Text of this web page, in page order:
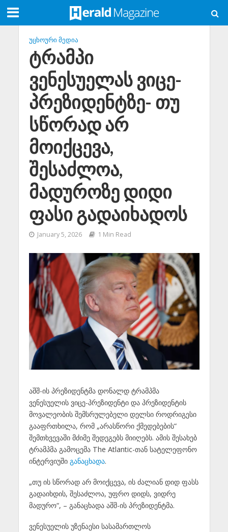
ᲣᲪᲮᲝᲣᲠᲘ ᲛᲔᲓᲘᲐ
ტრამპი
ვენესუელას ვიცე-
პრეზიდენტზე- თუ
სწორად არ
მოიქცევა,
შესაძლოა,
მადუროზე დიდი
ფასი გადაიხადოს
January 5, 2026 1 Min Read
აშშ-ის პრეზიდენტმა დონალდ ტრამპმა
ვენესუელის ვიცე-პრეზიდენტი და პრეზიდენტის
მოვალეობის შემსრულებელი დელსი როდრიგესი
გააფრთხილა, რომ „არასწორი ქმედებების“
შემთხვევაში მძიმე შედეგებს მიიღებს. ამის შესახებ
ტრამპმა გამოცემა The Atlantic-თან სატელეფონო
ინტერვიუში განაცხადა.
„თუ ის სწორად არ მოიქცევა, ის ძალიან დიდ ფასს
გადაიხდის, შესაძლოა, უფრო დიდს, ვიდრე
მადურო“, – განაცხადა აშშ-ის პრეზიდენტმა.
ვენესუელის უზენაესი სასამართლოს